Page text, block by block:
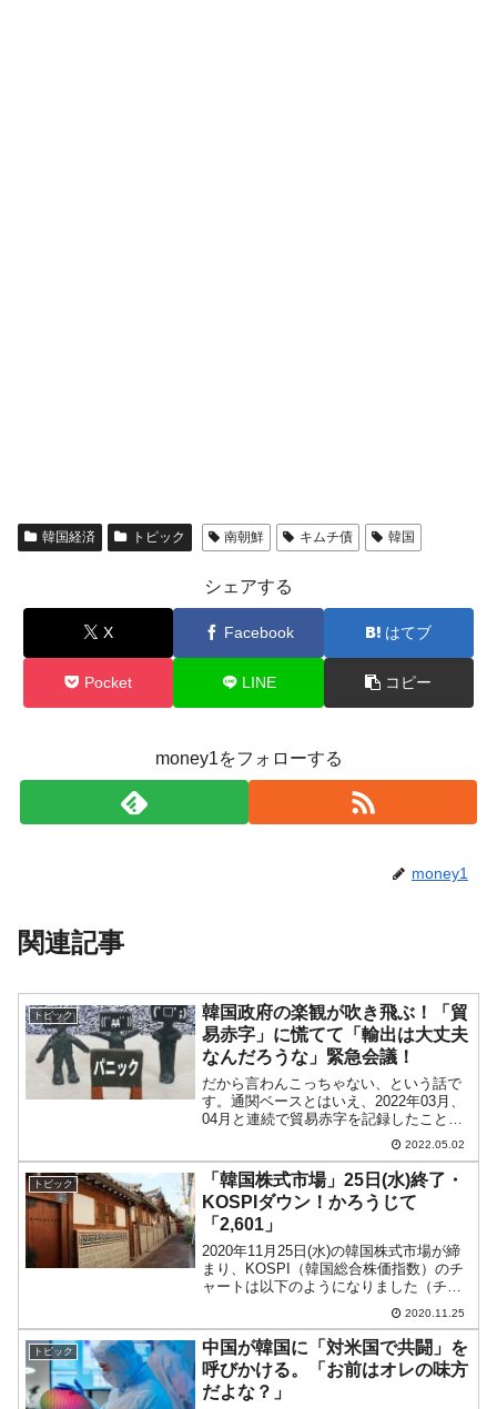
韓国経済 トピック 南朝鮮 キムチ債 韓国
シェアする
X Facebook はてブ
Pocket LINE コピー
money1をフォローする
money1
関連記事
トピック
韓国政府の楽観が吹き飛ぶ！「貿
易赤字」に慌てて「輸出は大丈夫
なんだろうな」緊急会議！
だから言わんこっちゃない、という話で
す。通関ベースとはいえ、2022年03月、
04月と連続で貿易赤字を記録したことで
韓国政府が狼狽した模様です。2022年05
月02日、韓国の産業通商資源部は「最近
の輸出入状況と主要貿易局動向の確認」
のために...
2022.05.02
トピック
「韓国株式市場」25日(水)終了・
KOSPIダウン！かろうじて
「2,601」
2020年11月25日(水)の韓国株式市場が締
まり、KOSPI（韓国総合株価指数）のチ
ャートは以下のようになりました（チャ
ートは『Investing.com』より引用）。
KOSPIは下げて締まりました。
「2,601.55」ですので、かろうじ...
2020.11.25
トピック
中国が韓国に「対米国で共闘」を
呼びかける。「お前はオレの味方
だよな？」